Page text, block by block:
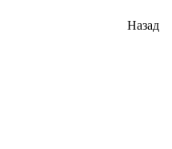
Назад